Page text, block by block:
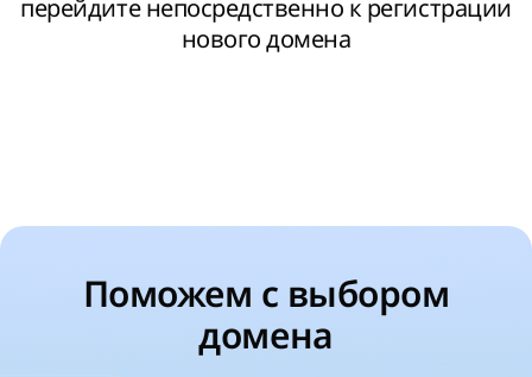
перейдите непосредственно к регистрации
нового домена
Поможем с выбором
домена